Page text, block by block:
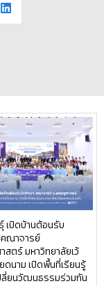
เปิดบ้านต้อนรับ
ณาจารย์
สตร์ มหาวิทยาลัยเว้
ยดนาม เปิดพื้นที่เรียนรู้
ลี่ยนวัฒนธรรมร่วมกัน